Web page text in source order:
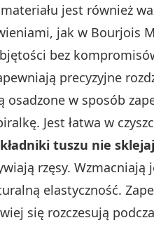
jest również
jak w Bourjois
bez
precyzyjne
osadzone w sposób
Jest łatwa w
tuszu nie
rzęsy. Wzmacniają
elastyczność.
się rozczesują